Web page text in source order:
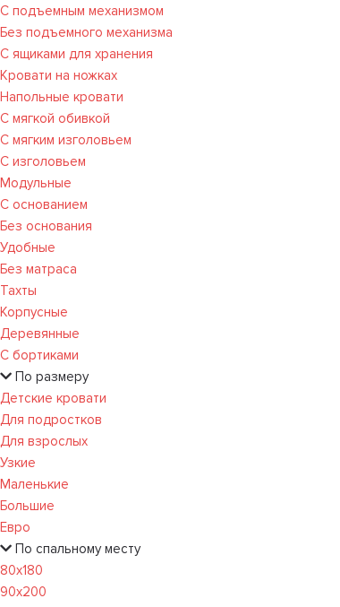
С подъемным механизмом
Без подъемного механизма
С ящиками для хранения
Кровати на ножках
Напольные кровати
С мягкой обивкой
С мягким изголовьем
С изголовьем
Модульные
С основанием
Без основания
Удобные
Без матраса
Тахты
Корпусные
Деревянные
С бортиками
По размеру
Детские кровати
Для подростков
Для взрослых
Узкие
Маленькие
Большие
Евро
По спальному месту
80х180
90х200